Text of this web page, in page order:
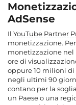
AdSense
Il YouTube Partner
monetizzazione.
monetizzazione nel
ore di
oppure 10 milioni
negli ultimi 90
contano per la
un Paese o una